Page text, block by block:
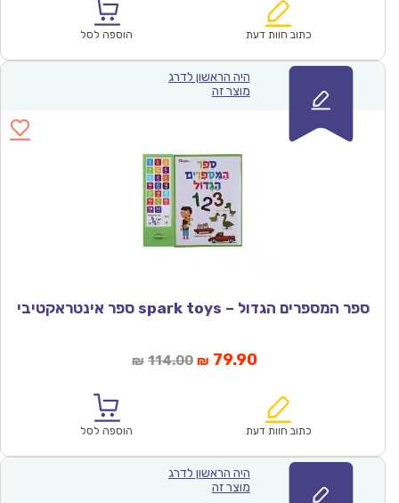
₪107.00.
הוא:
כתוב חוות דעת הוספה לסל
היה הראשון לדרג
מוצר זה
ספר המספרים הגדול – spark toys ספר אינטראקטיבי
₪ 114.00המחיר
₪114.00.
₪ 79.90המחיר
הוא:
כתוב חוות דעת הוספה לסל
היה הראשון לדרג
מוצר זה